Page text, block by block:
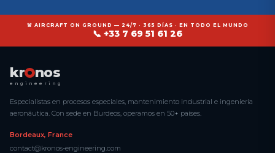
🚨 AIRCRAFT ON GROUND — 24/7 · 365 DÍAS · EN TODO EL MUNDO
📞 +33 7 69 51 61 26
kr nos
engineering
Especialistas en procesos especiales, mantenimiento industrial e ingeniería
aeronáutica. Con sede en Burdeos, operamos en 50+ países.
Bordeaux, France
contact@kronos-engineering.com